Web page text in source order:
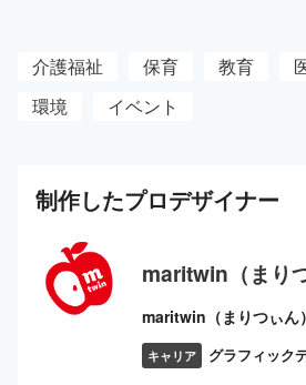
介護福祉 保育 教育
環境
イベント
制作したプロデザイナー
maritwin（まり
maritwin（まりつぃん）
キャリア グラフィック